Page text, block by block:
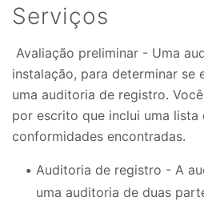
Serviços
Avaliação preliminar - Uma
instalação, para determinar se
uma auditoria de registro.
por escrito que inclui uma lista
conformidades encontradas.
Auditoria de registro - A
uma auditoria de duas